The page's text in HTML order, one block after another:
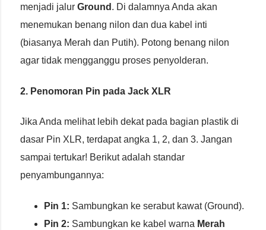
menjadi jalur Ground . Di dalamnya Anda akan
menemukan benang nilon dan dua kabel inti
(biasanya Merah dan Putih). Potong benang nilon
agar tidak mengganggu proses penyolderan.
2. Penomoran Pin pada Jack XLR
Jika Anda melihat lebih dekat pada bagian plastik di
dasar Pin XLR, terdapat angka 1, 2, dan 3. Jangan
sampai tertukar! Berikut adalah standar
penyambungannya:
Pin 1: Sambungkan ke serabut kawat (Ground).
Pin 2: Sambungkan ke kabel warna Merah